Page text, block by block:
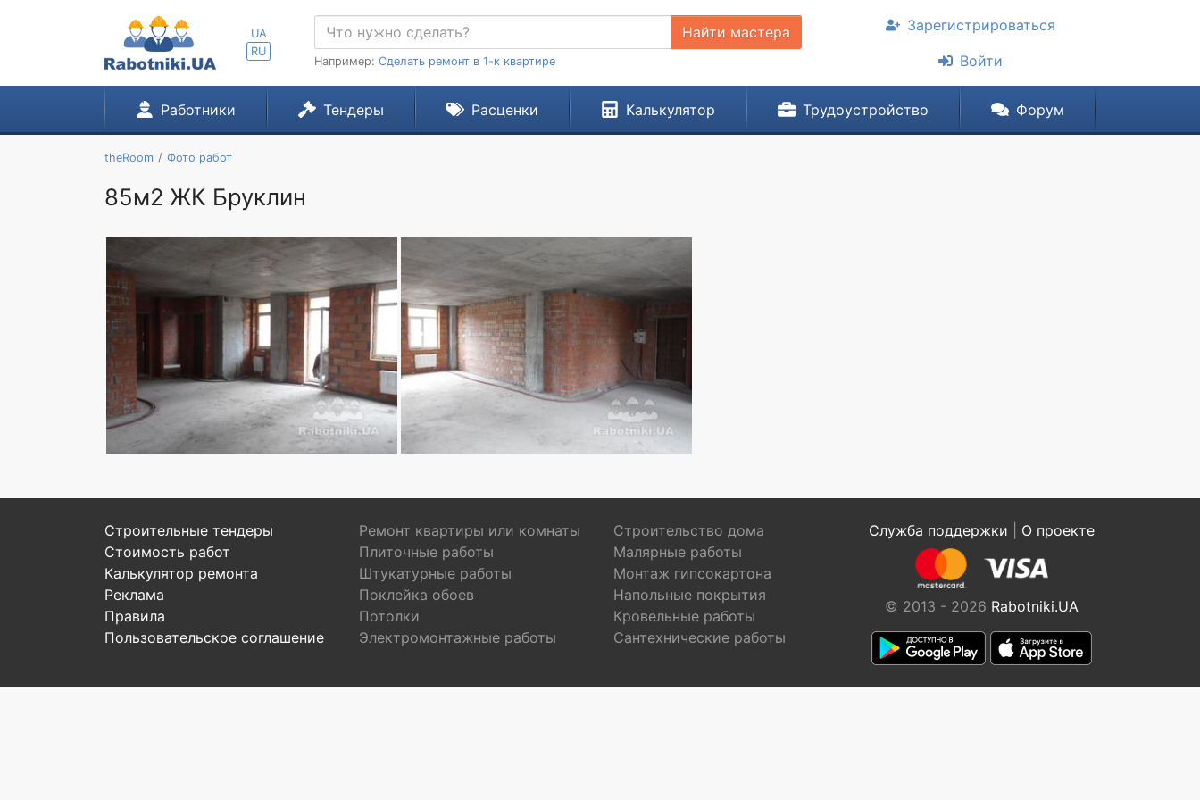
UA
RU
Найти мастера
Например: Сделать ремонт в 1-к квартире
Зарегистрироваться
Войти
Работники Тендеры Расценки Калькулятор Трудоустройство Форум
theRoom Фото работ
85м2 ЖК Бруклин
Строительные тендеры
Стоимость работ
Калькулятор ремонта
Реклама
Правила
Пользовательское соглашение
Ремонт квартиры или комнаты
Строительство дома
Плиточные работы
Малярные работы
Штукатурные работы
Монтаж гипсокартона
Поклейка обоев
Напольные покрытия
Потолки
Кровельные работы
Электромонтажные работы
Сантехнические работы
Служба поддержки О проекте
© 2013 - 2026 Rabotniki.UA